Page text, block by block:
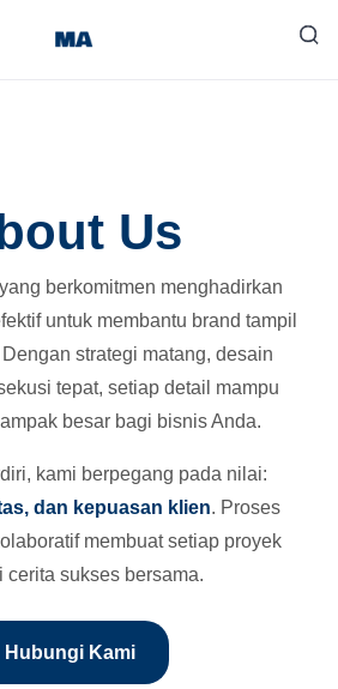
Us
berkomitmen menghadirkan
untuk membantu brand tampil
strategi matang, desain
tepat, setiap detail mampu
besar bagi bisnis Anda.
kami berpegang pada nilai:
dan kepuasan klien. Proses
membuat setiap proyek
cerita sukses bersama.
Hubungi Kami